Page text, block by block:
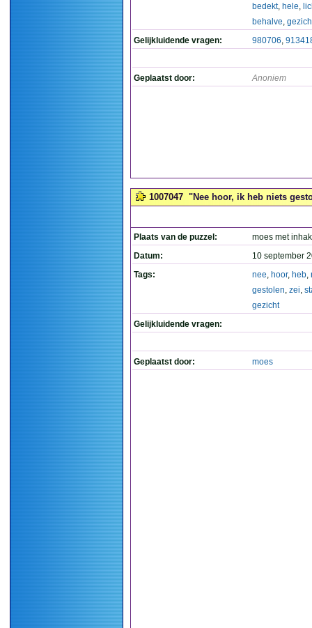
bedekt, hele,
behalve,
Gelijkluidende vragen:
980706,
Geplaatst door: Anoniem
1007047 "Nee hoor, ik heb niets
Plaats van de puzzel:
moes met
Datum:
10 september
Tags:
nee, hoor, heb,
gestolen, zei,
gezicht
Gelijkluidende vragen:
Geplaatst door: moes